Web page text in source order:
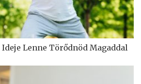
Lenne Törődnöd Magaddal